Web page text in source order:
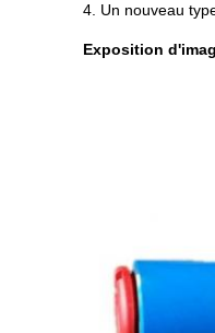
4. Un nouveau
Exposition